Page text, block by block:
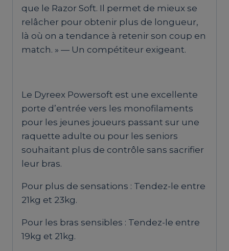
que le Razor Soft. Il permet de mieux se
relâcher pour obtenir plus de longueur,
là où on a tendance à retenir son coup en
match. » — Un compétiteur exigeant.
Le Dyreex Powersoft est une excellente
porte d’entrée vers les monofilaments
pour les jeunes joueurs passant sur une
raquette adulte ou pour les seniors
souhaitant plus de contrôle sans sacrifier
leur bras.
Pour plus de sensations : Tendez-le entre
21kg et 23kg.
Pour les bras sensibles : Tendez-le entre
19kg et 21kg.